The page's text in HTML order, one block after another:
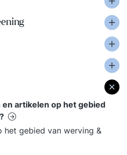
artikelen op het gebied
het gebied van werving &